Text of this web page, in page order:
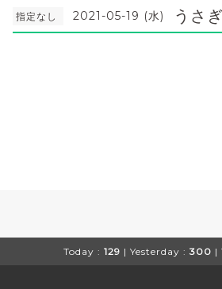
指定なし 2021-05-19 (水) うさ
Today : 129 | Yesterday : 300 |